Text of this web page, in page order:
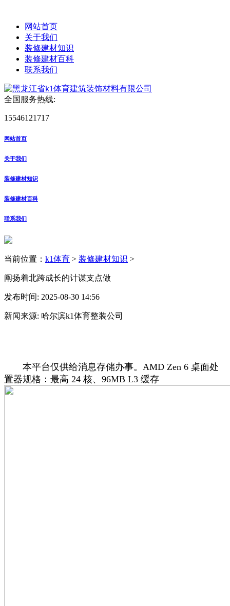
网站首页
关于我们
装修建材知识
装修建材百科
联系我们
全国服务热线:
15546121717
网站首页
关于我们
装修建材知识
装修建材百科
联系我们
当前位置： k1体育 > 装修建材知识 >
阐扬着北跨成长的计谋支点做
发布时间: 2025-08-30 14:56
新闻来源: 哈尔滨k1体育整装公司
本平台仅供给消息存储办事。AMD Zen 6 桌面处
置器规格：最高 24 核、96MB L3 缓存